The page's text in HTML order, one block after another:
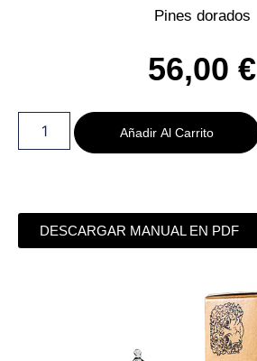
Pines dorados
56,00 €
Añadir Al Carrito
DESCARGAR MANUAL EN PDF